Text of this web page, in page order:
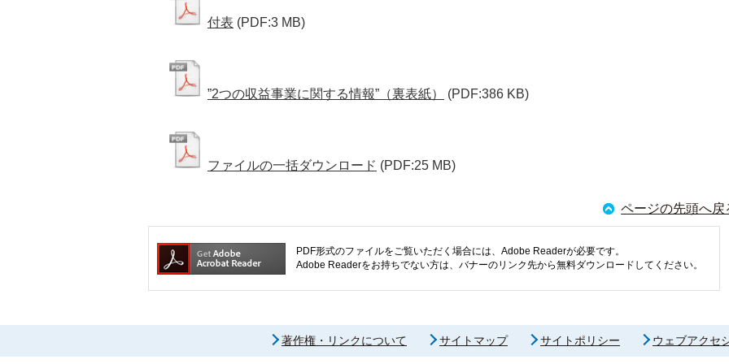
付表 (PDF:3 MB)
”2つの収益事業に関する情報”（裏表紙） (PDF:386 KB)
ファイルの一括ダウンロード (PDF:25 MB)
ページの先頭へ戻
PDF形式のファイルをご覧いただく場合には、Adobe Readerが必要です。
Adobe Readerをお持ちでない方は、バナーのリンク先から無料ダウンロードしてください。
著作権・リンクについて サイトマップ サイトポリシー ウェブアクセ